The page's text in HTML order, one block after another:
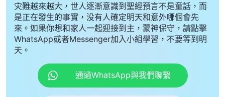
灾難越來越大，世人逐漸意識到聖經預言不是童話，而
是正在發生的事實，没有人確定明天和意外哪個會先
來。如果你想和家人一起迎接到主，蒙神保守，請點擊
WhatsApp或者Messenger加入小組學習，不要等到明
天。
通過WhatsApp與我們聯繫